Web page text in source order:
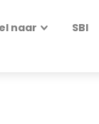
naar SBI